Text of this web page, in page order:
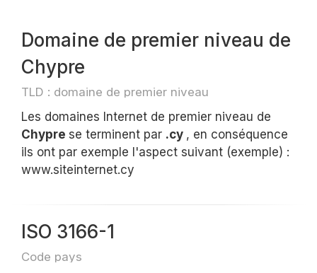
Domaine de premier niveau de
Chypre
TLD : domaine de premier niveau
Les domaines Internet de premier niveau de
Chypre se terminent par .cy , en conséquence
ils ont par exemple l'aspect suivant (exemple) :
www.siteinternet.cy
ISO 3166-1
Code pays